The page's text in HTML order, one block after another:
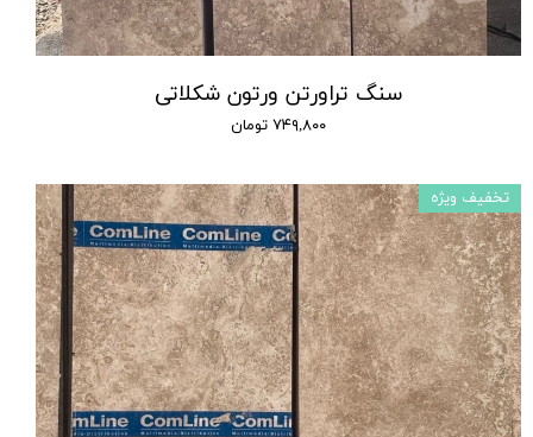
سنگ تراورتن ورتون شکلاتی
۷۴۹,۸۰۰ تومان
تخفیف ویژه